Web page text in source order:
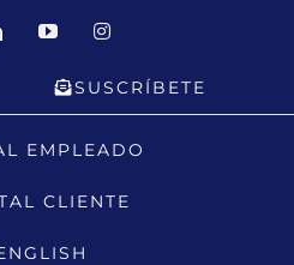
LinkedInYouTubeInstagram
SUSCRÍBETE
EMPLEADO
CLIENTE